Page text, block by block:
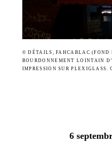
© DÉTAILS, FAHCABLAC (FOND
BOURDONNEMENT LOINTAIN
IMPRESSION SUR
6